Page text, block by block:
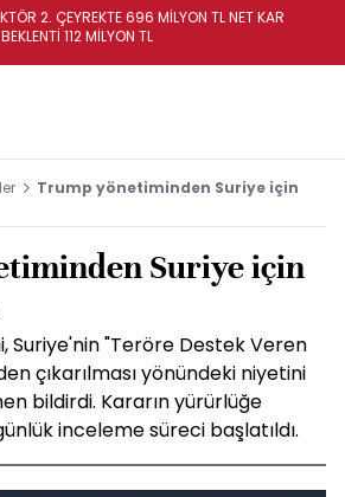
2. ÇEYREKTE 696 MİLYON TL NET KAR
112 MİLYON TL
Trump yönetiminden Suriye için
Suriye için
Suriye'nin "Teröre Destek Veren
çıkarılması yönündeki niyetini
bildirdi. Kararın yürürlüğe
inceleme süreci başlatıldı.